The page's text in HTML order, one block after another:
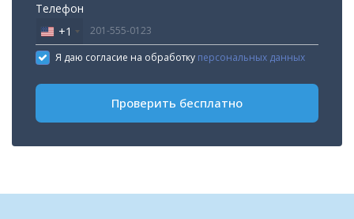
Телефон
United
States
+1
+1
Я даю согласие на обработку персональных данных
Проверить бесплатно